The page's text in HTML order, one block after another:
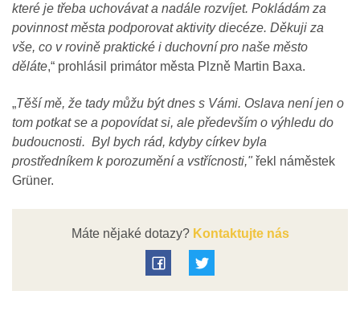
které je třeba uchovávat a nadále rozvíjet. Pokládám za
povinnost města podporovat aktivity diecéze. Děkuji za
vše, co v rovině praktické i duchovní pro naše město
děláte,“ prohlásil primátor města Plzně Martin Baxa.
„Těší mě, že tady můžu být dnes s Vámi. Oslava není jen o
tom potkat se a popovídat si, ale především o výhledu do
budoucnosti. Byl bych rád, kdyby církev byla
prostředníkem k porozumění a vstřícnosti,"řekl náměstek
Grüner.
Máte nějaké dotazy?Kontaktujte nás